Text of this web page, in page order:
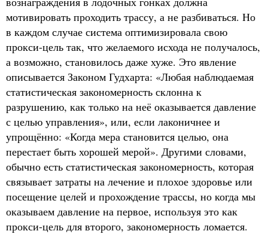
мотивировать проходить трассу, а не разбиваться. Но
в каждом случае система оптимизировала свою
прокси-цель так, что желаемого исхода не получалось,
а возможно, становилось даже хуже. Это явление
описывается Законом Гудхарта: «Любая наблюдаемая
статистическая закономерность склонна к
разрушению, как только на неё оказывается давление
с целью управления», или, если лаконичнее и
упрощённо: «Когда мера становится целью, она
перестает быть хорошей мерой». Другими словами,
обычно есть статистическая закономерность, которая
связывает затраты на лечение и плохое здоровье или
посещение целей и прохождение трассы, но когда мы
оказываем давление на первое, используя это как
прокси-цель для второго, закономерность ломается.